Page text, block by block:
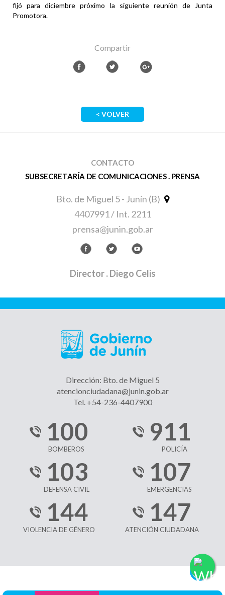
fijó para diciembre próximo la siguiente reunión de Junta
Promotora.
Compartir
< VOLVER
CONTACTO
SUBSECRETARÍA DE COMUNICACIONES . PRENSA
Bto. de Miguel 5 - Junín (B)
4407991 / Int. 2211
prensa@junin.gob.ar
Director. Diego Celis
Dirección: Bto. de Miguel 5
atencionciudadana@junin.gob.ar
Tel. +54-236-4407900
100
BOMBEROS
911
POLICÍA
103
DEFENSA CIVIL
107
EMERGENCIAS
144
VIOLENCIA DE GÉNERO
147
ATENCIÓN CIUDADANA